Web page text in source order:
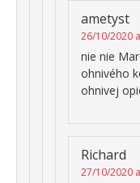
ametyst
26/10/2020
nie nie
ohnivého
ohnivej
Richard
27/10/2020